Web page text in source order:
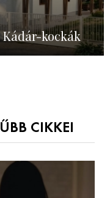
kockák
CIKKEI